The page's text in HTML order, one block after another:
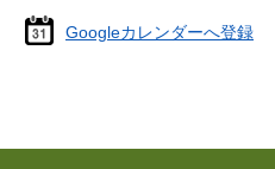
Googleカレンダーへ登録